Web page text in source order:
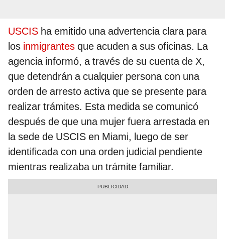
USCIS ha emitido una advertencia clara para
los inmigrantes que acuden a sus oficinas. La
agencia informó, a través de su cuenta de X,
que detendrán a cualquier persona con una
orden de arresto activa que se presente para
realizar trámites. Esta medida se comunicó
después de que una mujer fuera arrestada en
la sede de USCIS en Miami, luego de ser
identificada con una orden judicial pendiente
mientras realizaba un trámite familiar.